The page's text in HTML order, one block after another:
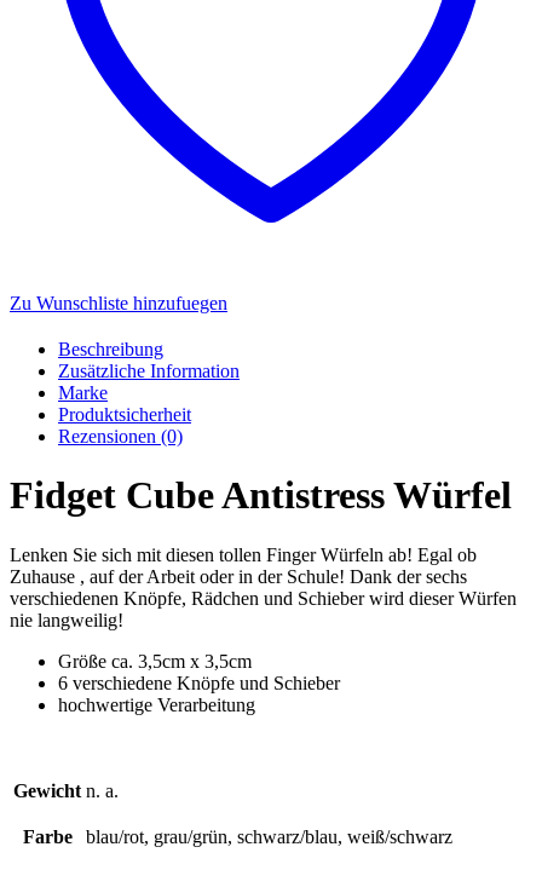
Zu Wunschliste hinzufuegen
Beschreibung
Zusätzliche Information
Marke
Produktsicherheit
Rezensionen (0)
Fidget Cube Antistress Würfel
Lenken Sie sich mit diesen tollen Finger Würfeln ab! Egal ob
Zuhause , auf der Arbeit oder in der Schule! Dank der sechs
verschiedenen Knöpfe, Rädchen und Schieber wird dieser Würfen
nie langweilig!
Größe ca. 3,5cm x 3,5cm
6 verschiedene Knöpfe und Schieber
hochwertige Verarbeitung
Gewicht n. a.
Farbe blau/rot, grau/grün, schwarz/blau, weiß/schwarz